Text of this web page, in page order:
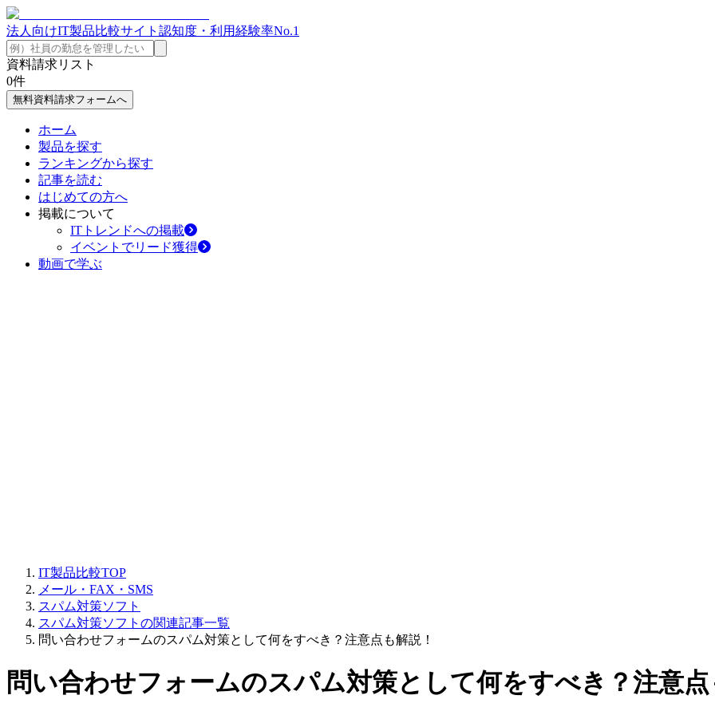
法人向けIT製品比較サイト 認知度・利用経験率No.1
資料請求リスト
0件
無料資料請求フォームへ
ホーム
製品を探す
ランキングから探す
記事を読む
はじめての方へ
掲載について
ITトレンドへの掲載
イベントでリード獲得
動画で学ぶ
IT製品比較TOP
メール・FAX・SMS
スパム対策ソフト
スパム対策ソフトの関連記事一覧
問い合わせフォームのスパム対策として何をすべき？注意点も解説！
問い合わせフォームのスパム対策として何をすべき？注意